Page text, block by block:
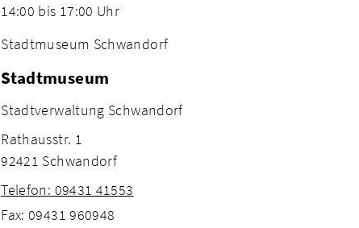
14:00 bis 17:00 Uhr
Stadtmuseum Schwandorf
Stadtmuseum
Stadtverwaltung Schwandorf
Rathausstr. 1
92421 Schwandorf
Telefon: 09431 41553
Fax: 09431 960948